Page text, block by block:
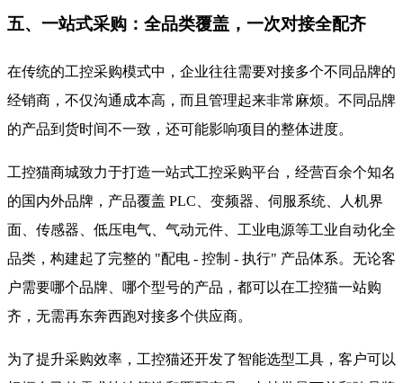
五、一站式采购：全品类覆盖，一次对接全配齐
在传统的工控采购模式中，企业往往需要对接多个不同品牌的
经销商，不仅沟通成本高，而且管理起来非常麻烦。不同品牌
的产品到货时间不一致，还可能影响项目的整体进度。
工控猫商城致力于打造一站式工控采购平台，经营百余个知名
的国内外品牌，产品覆盖 PLC、变频器、伺服系统、人机界
面、传感器、低压电气、气动元件、工业电源等工业自动化全
品类，构建起了完整的 "配电 - 控制 - 执行" 产品体系。无论客
户需要哪个品牌、哪个型号的产品，都可以在工控猫一站购
齐，无需再东奔西跑对接多个供应商。
为了提升采购效率，工控猫还开发了智能选型工具，客户可以